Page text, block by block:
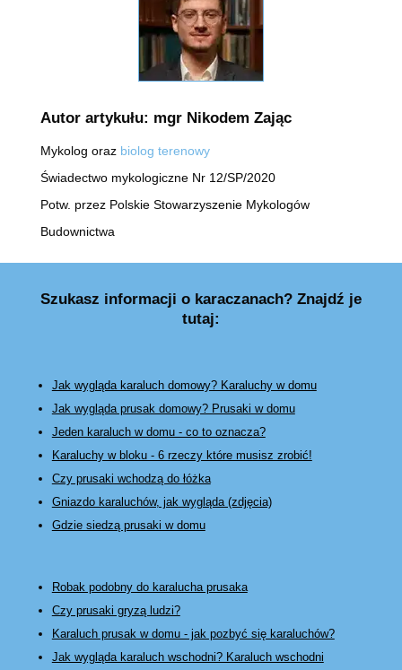
Autor artykułu: mgr Nikodem Zając
Mykolog oraz biolog terenowy
Świadectwo mykologiczne Nr 12/SP/2020
Potw. przez Polskie Stowarzyszenie Mykologów
Budownictwa
Szukasz informacji o karaczanach? Znajdź je
tutaj:
Jak wygląda karaluch domowy? Karaluchy w domu
Jak wygląda prusak domowy? Prusaki w domu
Jeden karaluch w domu - co to oznacza?
Karaluchy w bloku - 6 rzeczy które musisz zrobić!
Czy prusaki wchodzą do łóżka
Gniazdo karaluchów, jak wygląda (zdjęcia)
Gdzie siedzą prusaki w domu
Robak podobny do karalucha prusaka
Czy prusaki gryzą ludzi?
Karaluch prusak w domu - jak pozbyć się karaluchów?
Jak wygląda karaluch wschodni? Karaluch wschodni